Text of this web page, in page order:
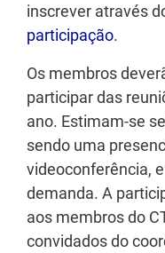
inscrever através
participação.
Os membros
participar das
ano. Estimam-se
sendo uma
videoconferência,
demanda. A
aos membros do
convidados do